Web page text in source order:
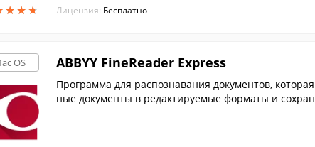
★★★
★★★ Лицензия: Бесплатно
OS ABBYY FineReader Express
Программа для распознавания документов,
ные документы в редактируемые форматы и